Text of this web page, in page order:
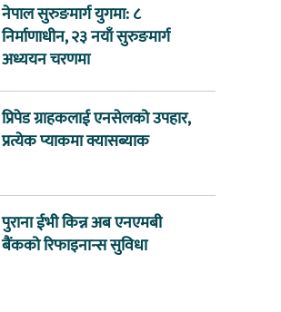
नेपाल सुरुङमार्ग युगमा: ८
निर्माणाधीन, २३ नयाँ सुरुङमार्ग
अध्ययन चरणमा
प्रिपेड ग्राहकलाई एनसेलको उपहार,
प्रत्येक प्याकमा क्यासब्याक
पुराना ईभी किन्न अब एनएमबी
बैंकको रिफाइनान्स सुविधा